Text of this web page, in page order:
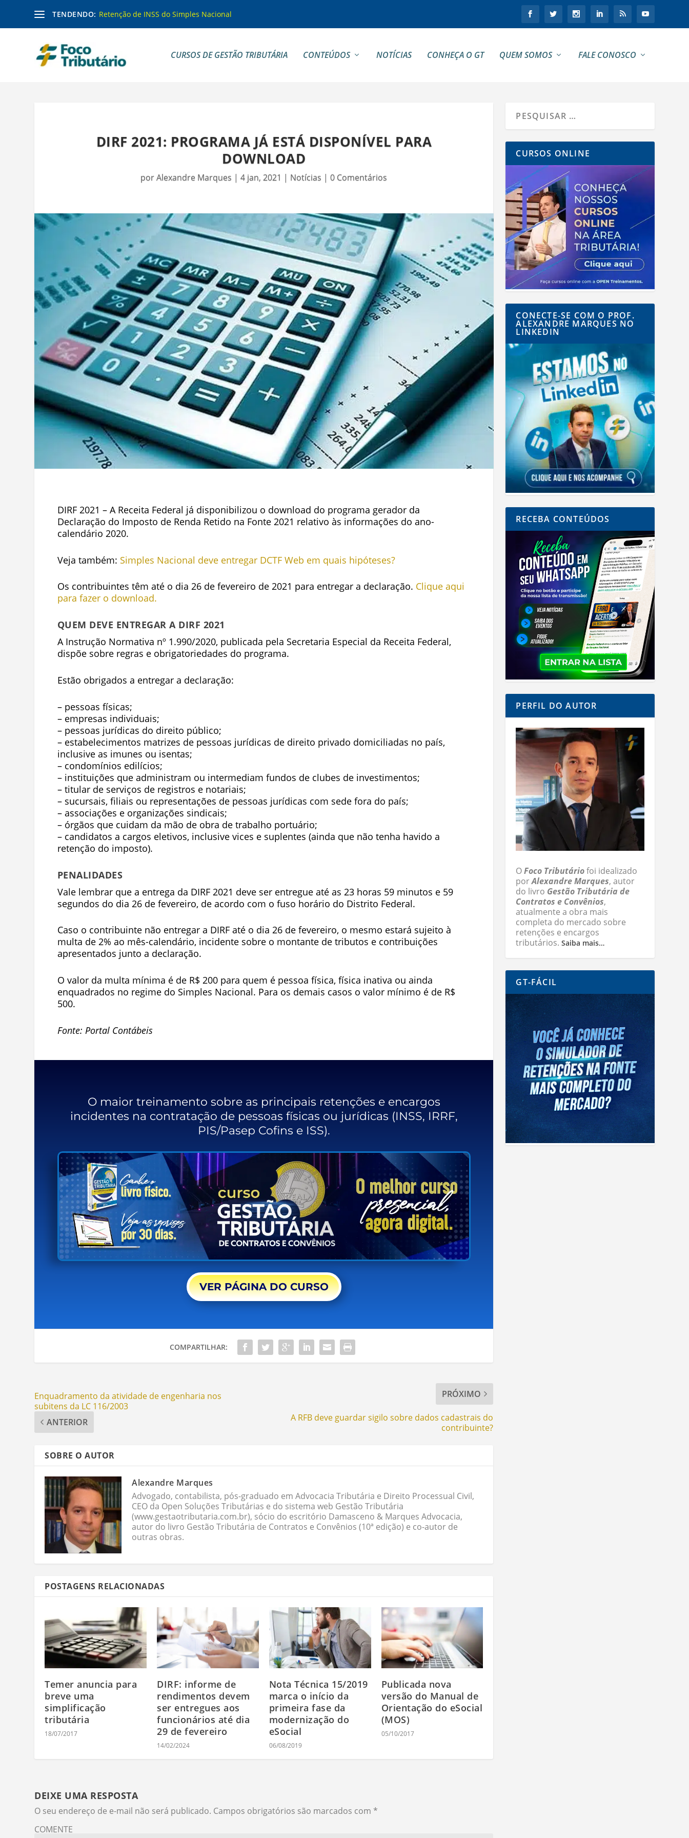
TENDENDO: Retenção de INSS do Simples Nacional
CURSOS DE GESTÃO TRIBUTÁRIA CONTEÚDOS NOTÍCIAS CONHEÇA O GT QUEM SOMOS FALE CONOSCO
DIRF 2021: PROGRAMA JÁ ESTÁ DISPONÍVEL PARA
DOWNLOAD
porAlexandre Marques |4 jan, 2021 | Notícias |0 Comentários
DIRF 2021 – A Receita Federal já disponibilizou o download do programa gerador da
Declaração do Imposto de Renda Retido na Fonte 2021 relativo às informações do ano-
calendário 2020.
Veja também: Simples Nacional deve entregar DCTF Web em quais hipóteses?
Os contribuintes têm até o dia 26 de fevereiro de 2021 para entregar a declaração. Clique aqui
para fazer o download.
QUEM DEVE ENTREGAR A DIRF 2021
A Instrução Normativa nº 1.990/2020, publicada pela Secretaria Especial da Receita Federal,
dispõe sobre regras e obrigatoriedades do programa.
Estão obrigados a entregar a declaração:
– pessoas físicas;
– empresas individuais;
– pessoas jurídicas do direito público;
– estabelecimentos matrizes de pessoas jurídicas de direito privado domiciliadas no país,
inclusive as imunes ou isentas;
– condomínios edilícios;
– instituições que administram ou intermediam fundos de clubes de investimentos;
– titular de serviços de registros e notariais;
– sucursais, filiais ou representações de pessoas jurídicas com sede fora do país;
– associações e organizações sindicais;
– órgãos que cuidam da mão de obra de trabalho portuário;
– candidatos a cargos eletivos, inclusive vices e suplentes (ainda que não tenha havido a
retenção do imposto).
PENALIDADES
Vale lembrar que a entrega da DIRF 2021 deve ser entregue até as 23 horas 59 minutos e 59
segundos do dia 26 de fevereiro, de acordo com o fuso horário do Distrito Federal.
Caso o contribuinte não entregar a DIRF até o dia 26 de fevereiro, o mesmo estará sujeito à
multa de 2% ao mês-calendário, incidente sobre o montante de tributos e contribuições
apresentados junto a declaração.
O valor da multa mínima é de R$ 200 para quem é pessoa física, física inativa ou ainda
enquadrados no regime do Simples Nacional. Para os demais casos o valor mínimo é de R$
500.
Fonte: Portal Contábeis
O maior treinamento sobre as principais retenções e encargos
incidentes na contratação de pessoas físicas ou jurídicas (INSS, IRRF,
PIS/Pasep Cofins e ISS).
VER PÁGINA DO CURSO
COMPARTILHAR:
Enquadramento da atividade de engenharia nos
subitens da LC 116/2003
ANTERIOR
PRÓXIMO
A RFB deve guardar sigilo sobre dados cadastrais do
contribuinte?
SOBRE O AUTOR
Alexandre Marques
Advogado, contabilista, pós-graduado em Advocacia Tributária e Direito Processual Civil,
CEO da Open Soluções Tributárias e do sistema web Gestão Tributária
(www.gestaotributaria.com.br), sócio do escritório Damasceno & Marques Advocacia,
autor do livro Gestão Tributária de Contratos e Convênios (10ª edição) e co-autor de
outras obras.
POSTAGENS RELACIONADAS
Temer anuncia para
breve uma
simplificação
tributária
18/07/2017
DIRF: informe de
rendimentos devem
ser entregues aos
funcionários até dia
29 de fevereiro
14/02/2024
Nota Técnica 15/2019
marca o início da
primeira fase da
modernização do
eSocial
06/08/2019
Publicada nova
versão do Manual de
Orientação do eSocial
(MOS)
05/10/2017
DEIXE UMA RESPOSTA
O seu endereço de e-mail não será publicado. Campos obrigatórios são marcados com *
COMENTE
CURSOS ONLINE
CONECTE-SE COM O PROF.
ALEXANDRE MARQUES NO
LINKEDIN
RECEBA CONTEÚDOS
PERFIL DO AUTOR
OFoco Tributáriofoi idealizado
porAlexandre Marques, autor
do livro Gestão Tributária de
Contratos e Convênios,
atualmente a obra mais
completa do mercado sobre
retenções e encargos
tributários.Saiba mais…
GT-FÁCIL